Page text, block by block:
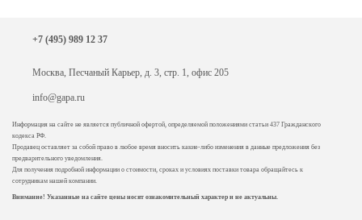
Информация на сайте не является публичной офертой, определяемой положениями статьи 437 Гражданского
кодекса РФ.
Продавец оставляет за собой право в любое время вносить какие-либо изменения в данные предложения без
предварительного уведомления.
Для получения подробной информации о стоимости, сроках и условиях поставки товара обращайтесь к
сотрудникам нашей компании.
Внимание! Указанные на сайте цены носят ознакомительный характер и не актуальны.
+7 (495) 989 12 37
Москва, Песчаный Карьер, д. 3, стр. 1, офис 205
info@gapa.ru